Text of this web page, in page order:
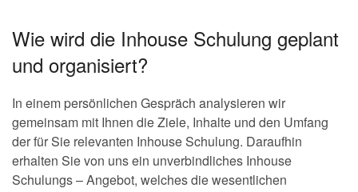
Wie wird die Inhouse Schulung geplant
und organisiert?
In einem persönlichen Gespräch analysieren wir
gemeinsam mit Ihnen die Ziele, Inhalte und den Umfang
der für Sie relevanten Inhouse Schulung. Daraufhin
erhalten Sie von uns ein unverbindliches Inhouse
Schulungs – Angebot, welches die wesentlichen